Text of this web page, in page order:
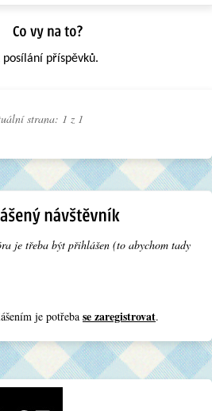
posílání příspěvků.
strana: 1 z 1
je třeba být přihlášen (to abychom tady
je potřeba se zaregistrovat.